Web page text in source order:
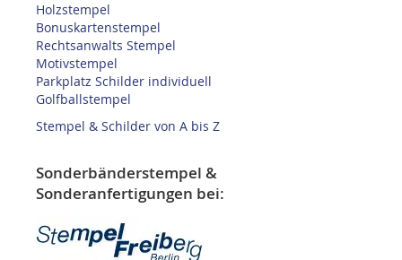
Holzstempel
Bonuskartenstempel
Rechtsanwalts Stempel
Motivstempel
Parkplatz Schilder individuell
Golfballstempel
Stempel & Schilder von A bis Z
Sonderbänderstempel &
Sonderanfertigungen bei: